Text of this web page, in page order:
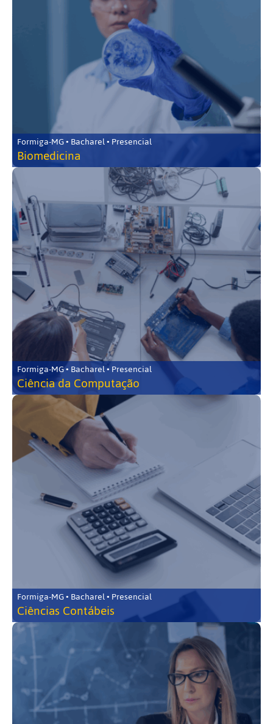
Formiga-MG • Bacharel • Presencial
Biomedicina
Formiga-MG • Bacharel • Presencial
Ciência da Computação
Formiga-MG • Bacharel • Presencial
Ciências Contábeis